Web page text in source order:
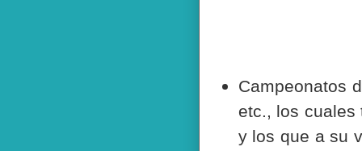
Campeonatos
etc., los cuales
y los que a su